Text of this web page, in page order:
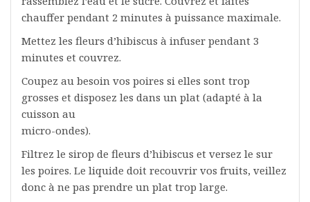
chauffer pendant 2 minutes à puissance maximale.
Mettez les fleurs d’hibiscus à infuser pendant 3
minutes et couvrez.
Coupez au besoin vos poires si elles sont trop
grosses et disposez les dans un plat (adapté à la
cuisson au
micro-ondes).
Filtrez le sirop de fleurs d’hibiscus et versez le sur
les poires. Le liquide doit recouvrir vos fruits, veillez
donc à ne pas prendre un plat trop large.